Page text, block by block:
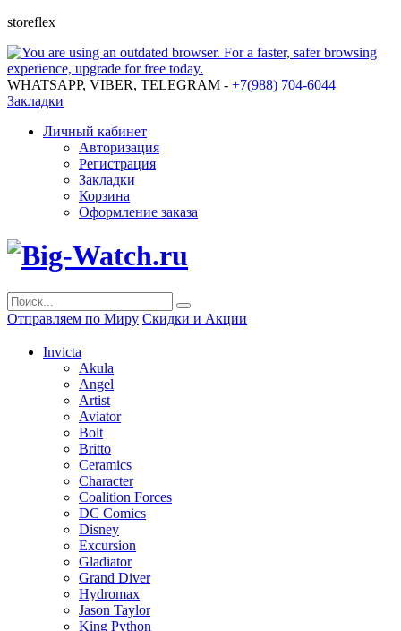
storeflex
WHATSAPP, VIBER, TELEGRAM - +7(988) 704-6044
Закладки
Личный кабинет
Авторизация
Регистрация
Закладки
Корзина
Оформление заказа
Отправляем по Миру Скидки и Акции
Invicta
Akula
Angel
Artist
Aviator
Bolt
Britto
Ceramics
Character
Coalition Forces
DC Comics
Disney
Excursion
Gladiator
Grand Diver
Hydromax
Jason Taylor
King Python